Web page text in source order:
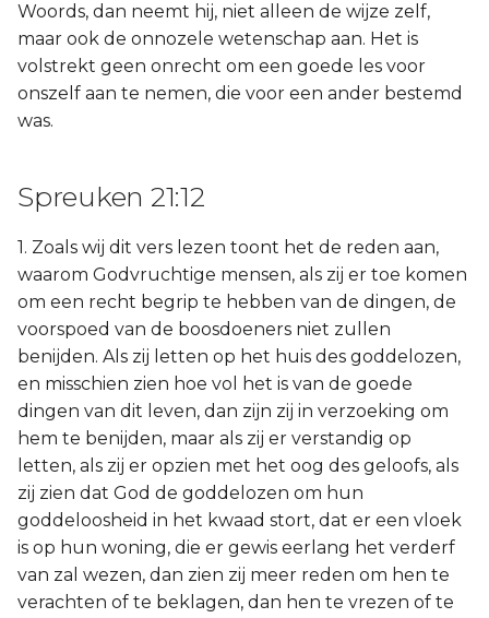
Woords, dan neemt hij, niet alleen de wijze zelf,
maar ook de onnozele wetenschap aan. Het is
volstrekt geen onrecht om een goede les voor
onszelf aan te nemen, die voor een ander bestemd
was.
Spreuken 21:12
1. Zoals wij dit vers lezen toont het de reden aan,
waarom Godvruchtige mensen, als zij er toe komen
om een recht begrip te hebben van de dingen, de
voorspoed van de boosdoeners niet zullen
benijden. Als zij letten op het huis des goddelozen,
en misschien zien hoe vol het is van de goede
dingen van dit leven, dan zijn zij in verzoeking om
hem te benijden, maar als zij er verstandig op
letten, als zij er opzien met het oog des geloofs, als
zij zien dat God de goddelozen om hun
goddeloosheid in het kwaad stort, dat er een vloek
is op hun woning, die er gewis eerlang het verderf
van zal wezen, dan zien zij meer reden om hen te
verachten of te beklagen, dan hen te vrezen of te